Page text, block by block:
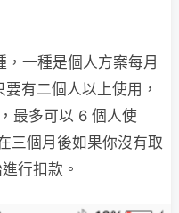
一種是個人方案每月
有二個人以上使用，
最多可以 6 個人使
三個月後如果你沒有取
行扣款。